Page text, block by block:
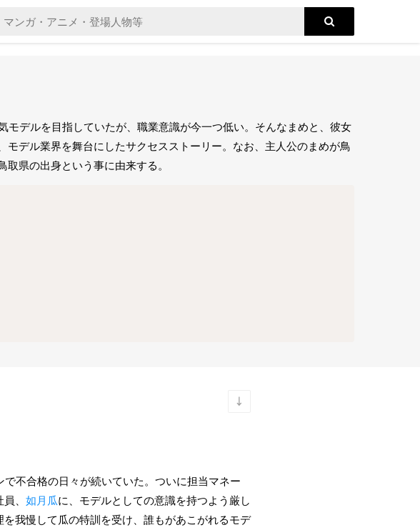
モデルを目指していたが、職業意識が今一つ低い。そんなまめと、彼女
デル業界を舞台にしたサクセスストーリー。なお、主人公のまめが鳥
県の出身という事に由来する。
不合格の日々が続いていた。ついに担当マネー
、 如月瓜に、モデルとしての意識を持つよう厳し
我慢して瓜の特訓を受け、誰もがあこがれるモデ